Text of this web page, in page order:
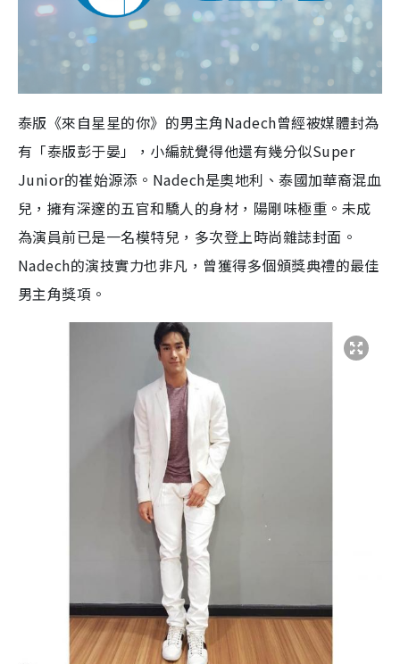
泰版《來自星星的你》的男主角Nadech曾經被媒體封為
有「泰版彭于晏」，小編就覺得他還有幾分似Super
Junior的崔始源添。Nadech是奧地利、泰國加華裔混血
兒，擁有深邃的五官和驕人的身材，陽剛味極重。未成
為演員前已是一名模特兒，多次登上時尚雜誌封面。
Nadech的演技實力也非凡，曾獲得多個頒獎典禮的最佳
男主角獎項。